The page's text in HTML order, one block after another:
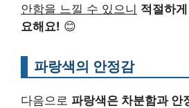
안함을 느낄 수 있으니 적절하
요해요! 😊
파랑색의 안정감
다음으로 파랑색은 차분함과 안